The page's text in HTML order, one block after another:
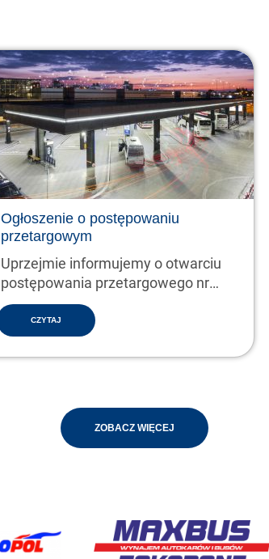
Ogłoszenie o postępowaniu
przetargowym
Uprzejmie informujemy o otwarciu
postępowania przetargowego nr
2/2025 w następującym…
CZYTAJ
ZOBACZ WIĘCEJ